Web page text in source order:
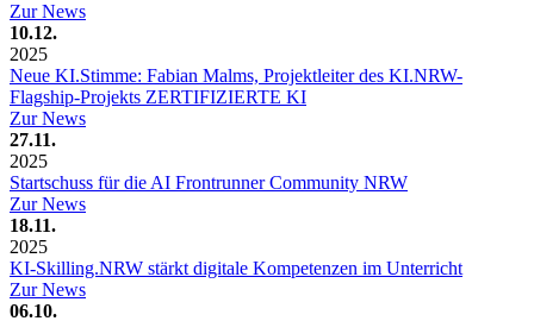
Zur News
10.12.
2025
Neue KI.Stimme: Fabian Malms, Projektleiter des KI.NRW-
Flagship-Projekts ZERTIFIZIERTE KI
Zur News
27.11.
2025
Startschuss für die AI Frontrunner Community NRW
Zur News
18.11.
2025
KI-Skilling.NRW stärkt digitale Kompetenzen im Unterricht
Zur News
06.10.